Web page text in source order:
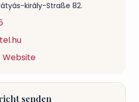
király-Straße 82.
Website
senden